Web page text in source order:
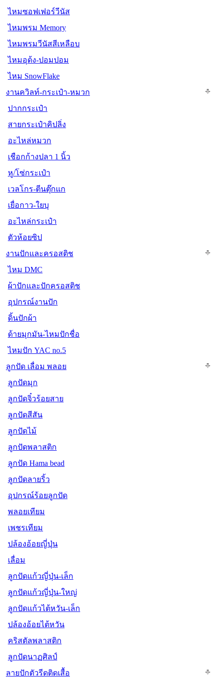
ไหมซอฟเฟอร์วีนัส
ไหมพรม Memory
ไหมพรมวีนัสสีเหลือบ
ไหมอุด้ง-ปอมปอม
ไหม SnowFlake
งานควิลท์-กระเป๋า-หมวก
ปากกระเป๋า
สายกระเป๋าคิปลิ่ง
อะไหล่หมวก
เชือกก้างปลา 1 นิ้ว
หู/โซ่กระเป๋า
เวลโกร-ตีนตุ๊กแก
เยื่อกาว-ใยบุ
อะไหล่กระเป๋า
ตัวห้อยซิป
งานปักและครอสติช
ไหม DMC
ผ้าปักและปักครอสติช
อุปกรณ์งานปัก
ดิ้นปักผ้า
ด้ายมุกมัน-ไหมปักชื่อ
ไหมปัก YAC no.5
ลูกปัด เลื่อม พลอย
ลูกปัดมุก
ลูกปัดจิ๋วร้อยสาย
ลูกปัดสีสัน
ลูกปัดไม้
ลูกปัดพลาสติก
ลูกปัด Hama bead
ลูกปัดลายริ้ว
อุปกรณ์ร้อยลูกปัด
พลอยเทียม
เพชรเทียม
ปล้องอ้อยญี่ปุ่น
เลื่อม
ลูกปัดแก้วญี่ปุ่น-เล็ก
ลูกปัดแก้วญี่ปุ่น-ใหญ่
ลูกปัดแก้วไต้หวัน-เล็ก
ปล้องอ้อยไต้หวัน
คริสตัลพลาสติก
ลูกปัดนาฏศิลป์
ลายปักตัวรีดติดเสื้อ